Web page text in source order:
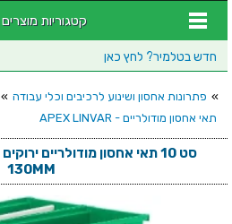
קטגוריות מוצרים
חדש בטלמיר? לחץ כאן
» פתרונות אחסון ושינוע לרכיבים וכלי עבודה »
תאי אחסון מודולריים - APEX LINVAR
130MM